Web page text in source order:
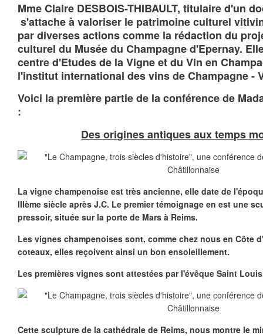
Mme Claire DESBOIS-THIBAULT, titulaire d'un
s'attache à valoriser le patrimoine culturel
par diverses actions comme la rédaction du
culturel du Musée du Champagne d'Epernay.
centre d'Etudes de la Vigne et du Vin en
l'institut international des vins de Champagne -
Voici la première partie de la conférence de
:
Des origines antiques aux temps
La vigne champenoise est très ancienne, elle date de
IIIème siècle après J.C. Le premier témoignage en est une
pressoir, située sur la porte de Mars à Reims.
Les vignes champenoises sont, comme chez nous en Côte
coteaux, elles reçoivent ainsi un bon ensoleillement.
Les premières vignes sont attestées par l'évêque Saint
Cette sculpture de la cathédrale de Reims, nous montre le